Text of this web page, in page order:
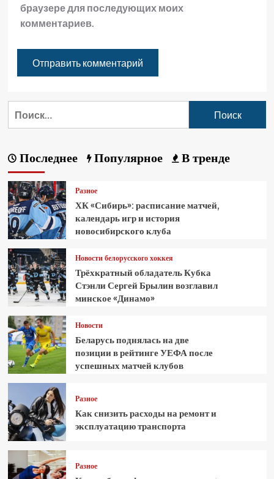
браузере для последующих моих
комментариев.
Последнее Популярное В тренде
Разное
ХК «Сибирь»: расписание матчей,
календарь игр и история
новосибирского клуба
Новости белорусского хоккея
Трёхкратный обладатель Кубка
Стэнли Сергей Брылин возглавил
минское «Динамо»
Новости
Беларусь поднялась на две
позиции в рейтинге УЕФА после
успешных матчей клубов
Разное
Как снизить расходы на ремонт и
эксплуатацию транспорта
Разное